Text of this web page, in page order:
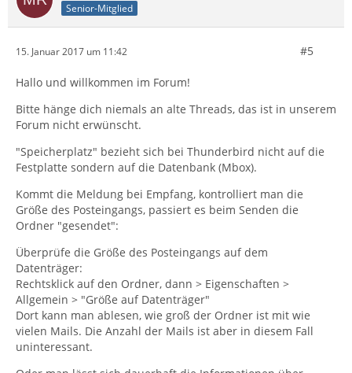
Senior-Mitglied
15. Januar 2017 um 11:42 #5
Hallo und willkommen im Forum!
Bitte hänge dich niemals an alte Threads, das ist in unserem
Forum nicht erwünscht.
"Speicherplatz" bezieht sich bei Thunderbird nicht auf die
Festplatte sondern auf die Datenbank (Mbox).
Kommt die Meldung bei Empfang, kontrolliert man die
Größe des Posteingangs, passiert es beim Senden die
Ordner "gesendet":
Überprüfe die Größe des Posteingangs auf dem
Datenträger:
Rechtsklick auf den Ordner, dann > Eigenschaften >
Allgemein > "Größe auf Datenträger"
Dort kann man ablesen, wie groß der Ordner ist mit wie
vielen Mails. Die Anzahl der Mails ist aber in diesem Fall
uninteressant.